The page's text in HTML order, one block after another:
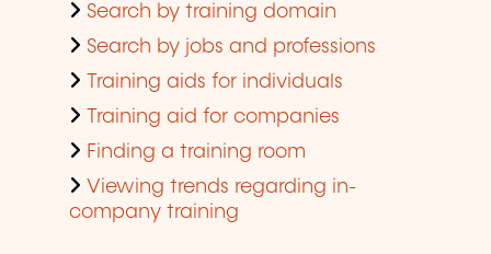
Search by training domain
Search by jobs and professions
Training aids for individuals
Training aid for companies
Finding a training room
Viewing trends regarding in-
company training